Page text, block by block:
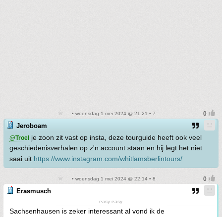
• woensdag 1 mei 2024 @ 21:21 • 7
Jeroboam
@Troel je zoon zit vast op insta, deze tourguide heeft ook veel
geschiedenisverhalen op z'n account staan en hij legt het niet
saai uit https://www.instagram.com/whitlamsberlintours/
• woensdag 1 mei 2024 @ 22:14 • 8
Erasmusch
easy easy
Sachsenhausen is zeker interessant al vond ik de